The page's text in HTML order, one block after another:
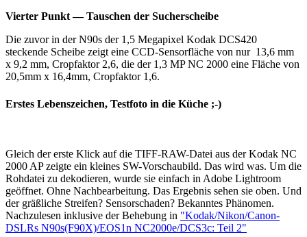
Vierter Punkt — Tauschen der Sucherscheibe
Die zuvor in der N90s der 1,5 Megapixel Kodak DCS420
steckende Scheibe zeigt eine CCD-Sensorfläche von nur 13,6 mm
x 9,2 mm, Cropfaktor 2,6, die der 1,3 MP NC 2000 eine Fläche von
20,5mm x 16,4mm, Cropfaktor 1,6.
Erstes Lebenszeichen, Testfoto in die Küche ;-)
Gleich der erste Klick auf die TIFF-RAW-Datei aus der Kodak NC
2000 AP zeigte ein kleines SW-Vorschaubild. Das wird was. Um die
Rohdatei zu dekodieren, wurde sie einfach in Adobe Lightroom
geöffnet. Ohne Nachbearbeitung. Das Ergebnis sehen sie oben. Und
der gräßliche Streifen? Sensorschaden? Bekanntes Phänomen.
Nachzulesen inklusive der Behebung in "Kodak/Nikon/Canon-
DSLRs N90s(F90X)/EOS1n NC2000e/DCS3c: Teil 2"